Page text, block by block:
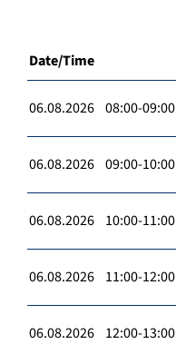
Date/Time
06.08.2026 08:00-09:00
06.08.2026 09:00-10:00
06.08.2026 10:00-11:00
06.08.2026 11:00-12:00
06.08.2026 12:00-13:00